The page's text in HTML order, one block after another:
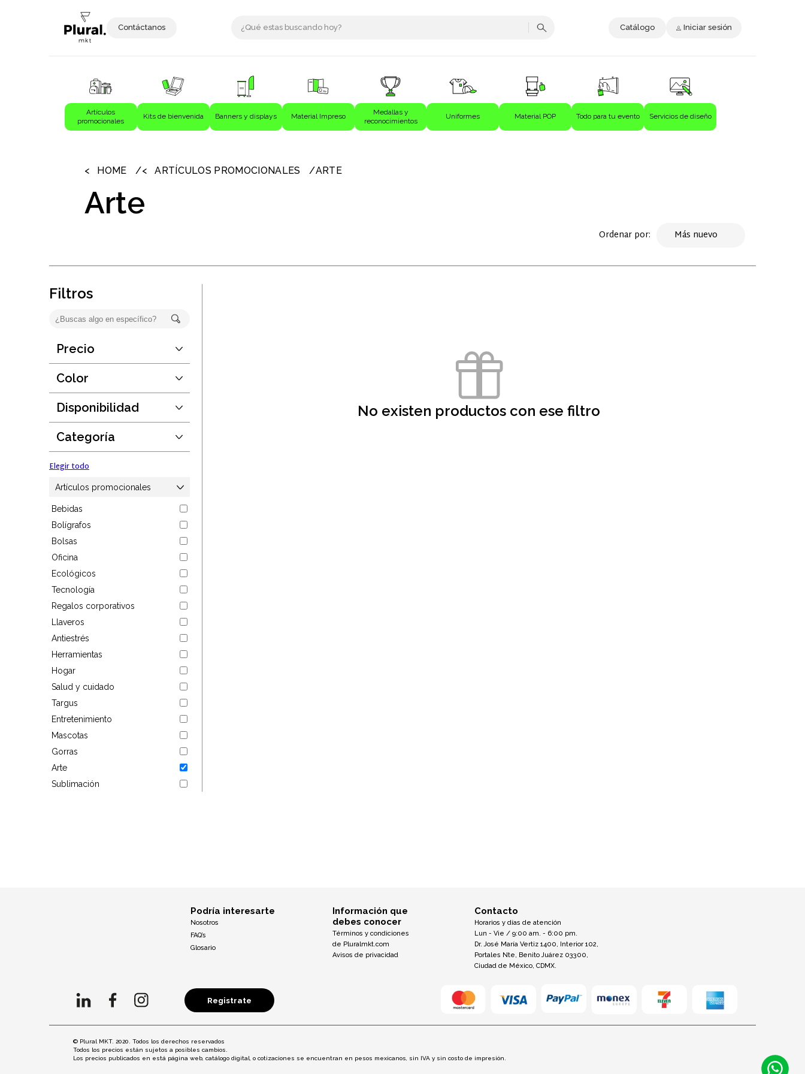
Contáctanos Catálogo Iniciar sesión
Artículos
promocionales
Kits de bienvenida Banners y displays Material Impreso
Medallas y
reconocimientos
Uniformes Material POP Todo para tu evento Servicios de diseño
Bolígrafos
Ecológicos
Regalos corporativos
Llaveros
Antiestrés
Herramientas
Hogar
Salud y cuidado
Targus
Entretenimiento
Mascotas
Gorras
Arte
Sublimación
HOME ARTÍCULOS PROMOCIONALES ARTE
Arte
Ordenar por:
Filtros
Precio
Hasta:$false
Color
Elegir todo
Disponibilidad
Hasta:190889
Guardar
Categoría
Elegir todo
Artículos promocionales
Bebidas
Bolígrafos
Bolsas
Oficina
Ecológicos
Tecnología
Regalos corporativos
Llaveros
Antiestrés
Herramientas
Hogar
Salud y cuidado
Targus
Entretenimiento
Mascotas
Gorras
Arte
Sublimación
No existen productos con ese filtro
Podría interesarte
Nosotros
FAQ’s
Glosario
Información que
debes conocer
Términos y condiciones
de Pluralmkt.com
Avisos de privacidad
Contacto
Horarios y días de atención
Lun - Vie / 9:00 am. - 6:00 pm.
Dr. José María Vertiz 1400, Interior 102,
Portales Nte, Benito Juárez 03300,
Ciudad de México, CDMX.
Registrate
© Plural MKT. 2020. Todos los derechos reservados
Todos los precios están sujetos a posibles cambios.
Los precios publicados en está página web, catálogo digital, o cotizaciones se encuentran en pesos mexicanos, sin IVA y sin costo de impresión.